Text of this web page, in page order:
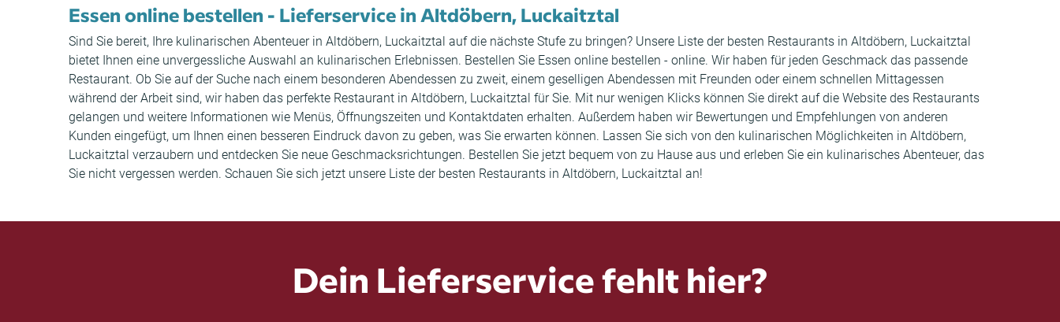
Essen online bestellen - Lieferservice in Altdöbern, Luckaitztal
Sind Sie bereit, Ihre kulinarischen Abenteuer in Altdöbern, Luckaitztal auf die nächste Stufe zu bringen? Unsere Liste der besten Restaurants in Altdöbern, Luckaitztal
bietet Ihnen eine unvergessliche Auswahl an kulinarischen Erlebnissen. Bestellen Sie Essen online bestellen - online. Wir haben für jeden Geschmack das passende
Restaurant. Ob Sie auf der Suche nach einem besonderen Abendessen zu zweit, einem geselligen Abendessen mit Freunden oder einem schnellen Mittagessen
während der Arbeit sind, wir haben das perfekte Restaurant in Altdöbern, Luckaitztal für Sie. Mit nur wenigen Klicks können Sie direkt auf die Website des Restaurants
gelangen und weitere Informationen wie Menüs, Öffnungszeiten und Kontaktdaten erhalten. Außerdem haben wir Bewertungen und Empfehlungen von anderen
Kunden eingefügt, um Ihnen einen besseren Eindruck davon zu geben, was Sie erwarten können. Lassen Sie sich von den kulinarischen Möglichkeiten in Altdöbern,
Luckaitztal verzaubern und entdecken Sie neue Geschmacksrichtungen. Bestellen Sie jetzt bequem von zu Hause aus und erleben Sie ein kulinarisches Abenteuer, das
Sie nicht vergessen werden. Schauen Sie sich jetzt unsere Liste der besten Restaurants in Altdöbern, Luckaitztal an!
Dein Lieferservice fehlt hier?